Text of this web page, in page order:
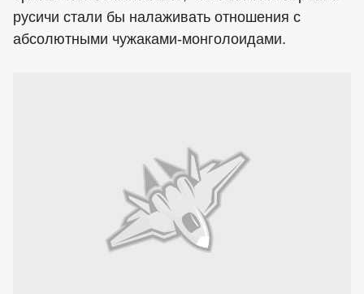
русичи стали бы налаживать отношения с
абсолютными чужаками-монголоидами.